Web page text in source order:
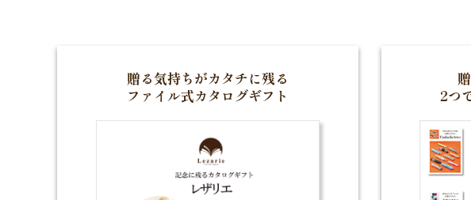
贈る気持ちがカタチに残る
ファイル式カタログギフト
2つ